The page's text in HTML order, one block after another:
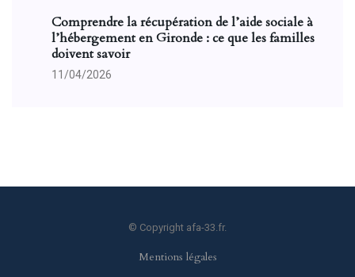
Comprendre la récupération de l’aide sociale à
l’hébergement en Gironde : ce que les familles
doivent savoir
11/04/2026
© Copyright afa-33.fr.
Mentions légales